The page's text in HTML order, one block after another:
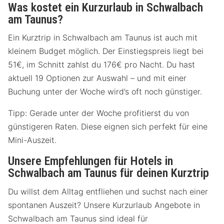
Was kostet ein Kurzurlaub in Schwalbach
am Taunus?
Ein Kurztrip in Schwalbach am Taunus ist auch mit
kleinem Budget möglich. Der Einstiegspreis liegt bei
51€, im Schnitt zahlst du 176€ pro Nacht. Du hast
aktuell 19 Optionen zur Auswahl – und mit einer
Buchung unter der Woche wird’s oft noch günstiger.
Tipp: Gerade unter der Woche profitierst du von
günstigeren Raten. Diese eignen sich perfekt für eine
Mini-Auszeit.
Unsere Empfehlungen für Hotels in
Schwalbach am Taunus für deinen Kurztrip
Du willst dem Alltag entfliehen und suchst nach einer
spontanen Auszeit? Unsere Kurzurlaub Angebote in
Schwalbach am Taunus sind ideal für